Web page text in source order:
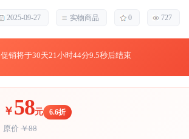
2025-09-27 实物商品 0 727
促销将于30天21小时44分9.0秒后结束
￥ 58元 6.6折
原价 ￥88